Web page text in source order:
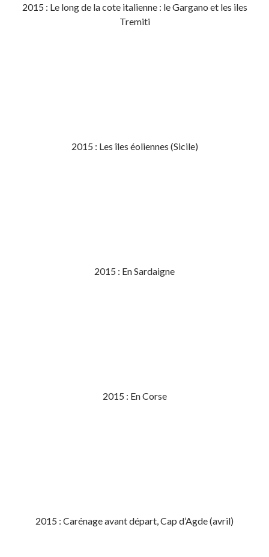
2015 : Le long de la cote italienne : le Gargano et les iles
Tremiti
2015 : Les îles éoliennes (Sicile)
2015 : En Sardaigne
2015 : En Corse
2015 : Carénage avant départ, Cap d’Agde (avril)